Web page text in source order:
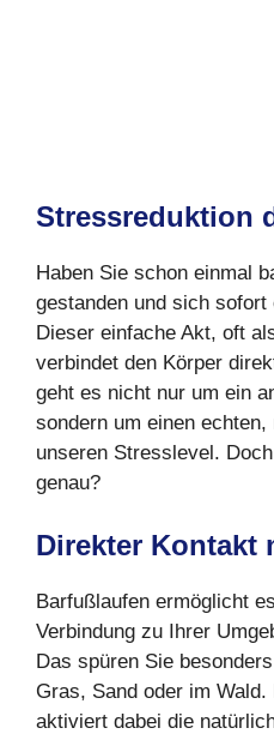
Stressreduktion
Haben Sie schon einmal
gestanden und sich
Dieser einfache Akt, oft
verbindet den Körper
geht es nicht nur um ein
sondern um einen
unseren Stresslevel.
genau?
Direkter Kontakt
Barfußlaufen ermöglicht
Verbindung zu Ihrer
Das spüren Sie
Gras, Sand oder im
aktiviert dabei die